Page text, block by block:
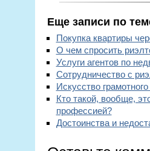
Еще записи по
Покупка квартиры
О чем спросить
Услуги агентов по
Сотрудничество с
Искусство
Кто такой, вообще,
профессией?
Достоинства и